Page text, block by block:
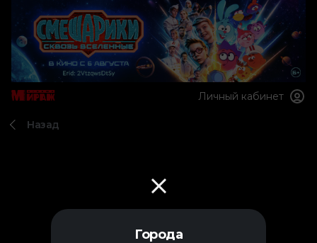
Города
Личный кабинет
Назад